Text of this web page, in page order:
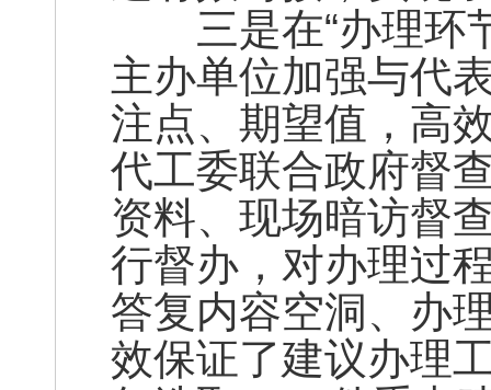
三是在“办理环节
主办单位加强与代
注点、期望值，高
代工委联合政府督
资料、现场暗访督
行督办，对办理过
答复内容空洞、办
效保证了建议办理